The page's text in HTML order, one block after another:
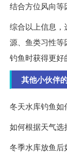
结合方位风向等
综合以上信息
源、鱼类习性
钓鱼时获得更好
其他小伙伴
冬天水库钓鱼如
如何根据天气选
冬季水库放鱼后